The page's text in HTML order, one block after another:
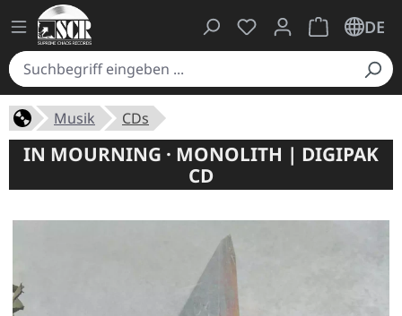
Du hast 0 Produkte
Warenkorb
DE
Musik CDs
IN MOURNING · MONOLITH | DIGIPAK
CD